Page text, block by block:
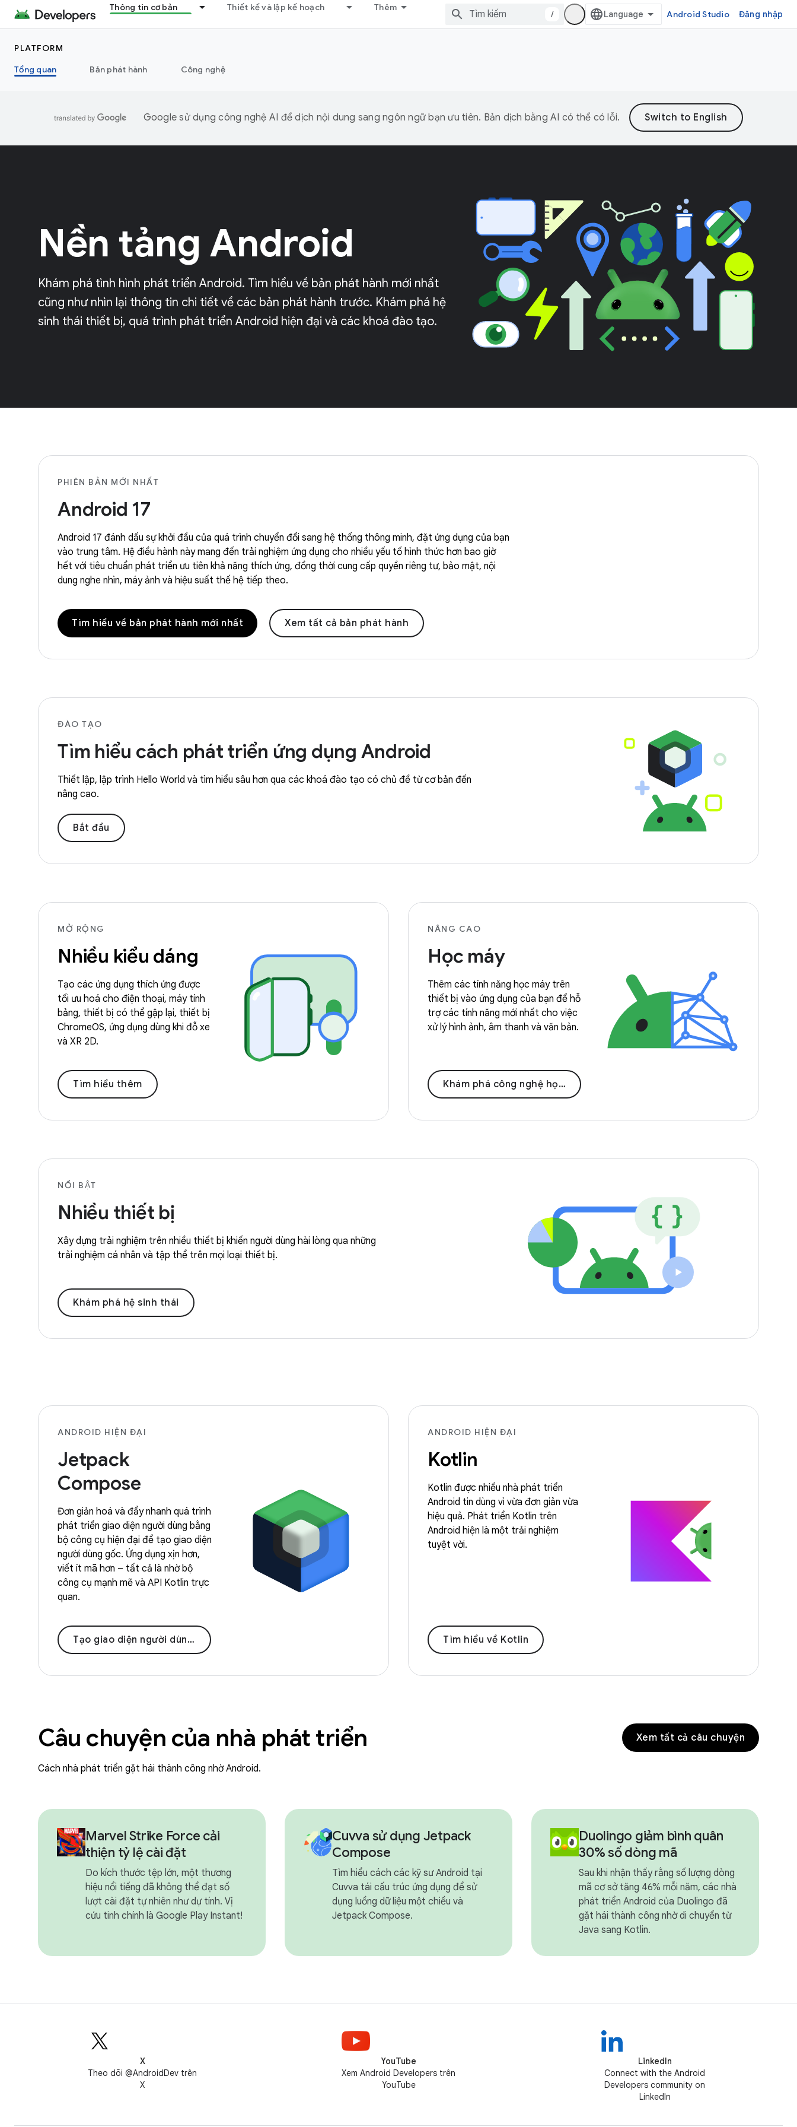
Thông tin cơ bản Thiết kế và lập kế hoạch Thêm
/ Android Studio Đăng nhập
PLATFORM
Tổng quan
Bản phát hành Công nghệ
Google sử dụng công nghệ AI để dịch nội dung sang ngôn ngữ bạn ưu tiên. Bản dịch bằng AI có thể có lỗi.
Nền tảng Android
Khám phá tình hình phát triển Android. Tìm hiểu về bản phát hành mới nhất
cũng như nhìn lại thông tin chi tiết về các bản phát hành trước. Khám phá hệ
sinh thái thiết bị, quá trình phát triển Android hiện đại và các khoá đào tạo.
PHIÊN BẢN MỚI NHẤT
Android 17
Android 17 đánh dấu sự khởi đầu của quá trình chuyển đổi sang hệ thống thông minh, đặt ứng dụng của bạn
vào trung tâm. Hệ điều hành này mang đến trải nghiệm ứng dụng cho nhiều yếu tố hình thức hơn bao giờ
hết với tiêu chuẩn phát triển ưu tiên khả năng thích ứng, đồng thời cung cấp quyền riêng tư, bảo mật, nội
dung nghe nhìn, máy ảnh và hiệu suất thế hệ tiếp theo.
Tìm hiểu về bản phát hành mới nhất Xem tất cả bản phát hành
ĐÀO TẠO
Tìm hiểu cách phát triển ứng dụng Android
Thiết lập, lập trình Hello World và tìm hiểu sâu hơn qua các khoá đào tạo có chủ đề từ cơ bản đến
nâng cao.
Bắt đầu
MỞ RỘNG
Nhiều kiểu dáng
Tạo các ứng dụng thích ứng được
tối ưu hoá cho điện thoại, máy tính
bảng, thiết bị có thể gập lại, thiết bị
ChromeOS, ứng dụng dùng khi đỗ xe
và XR 2D.
Tìm hiểu thêm
NÂNG CAO
Học máy
Thêm các tính năng học máy trên
thiết bị vào ứng dụng của bạn để hỗ
trợ các tính năng mới nhất cho việc
xử lý hình ảnh, âm thanh và văn bản.
Khám phá công nghệ học máy
NỔI BẬT
Nhiều thiết bị
Xây dựng trải nghiệm trên nhiều thiết bị khiến người dùng hài lòng qua những
trải nghiệm cá nhân và tập thể trên mọi loại thiết bị.
Khám phá hệ sinh thái
ANDROID HIỆN ĐẠI
Jetpack
Compose
Đơn giản hoá và đẩy nhanh quá trình
phát triển giao diện người dùng bằng
bộ công cụ hiện đại để tạo giao diện
người dùng gốc. Ứng dụng xịn hơn,
viết ít mã hơn – tất cả là nhờ bộ
công cụ mạnh mẽ và API Kotlin trực
quan.
Tạo giao diện người dùng hiện đại
ANDROID HIỆN ĐẠI
Kotlin
Kotlin được nhiều nhà phát triển
Android tin dùng vì vừa đơn giản vừa
hiệu quả. Phát triển Kotlin trên
Android hiện là một trải nghiệm
tuyệt vời.
Tìm hiểu về Kotlin
Câu chuyện của nhà phát triển
Cách nhà phát triển gặt hái thành công nhờ Android.
Xem tất cả câu chuyện
Marvel Strike Force cải
thiện tỷ lệ cài đặt
Do kích thước tệp lớn, một thương
hiệu nổi tiếng đã không thể đạt số
lượt cài đặt tự nhiên như dự tính. Vị
cứu tinh chính là Google Play Instant!
Cuvva sử dụng Jetpack
Compose
Tìm hiểu cách các kỹ sư Android tại
Cuvva tái cấu trúc ứng dụng để sử
dụng luồng dữ liệu một chiều và
Jetpack Compose.
Duolingo giảm bình quân
30% số dòng mã
Sau khi nhận thấy rằng số lượng dòng
mã cơ sở tăng 46% mỗi năm, các nhà
phát triển Android của Duolingo đã
gặt hái thành công nhờ di chuyển từ
Java sang Kotlin.
X
Theo dõi @AndroidDev trên
X
YouTube
Xem Android Developers trên
YouTube
LinkedIn
Connect with the Android
Developers community on
LinkedIn